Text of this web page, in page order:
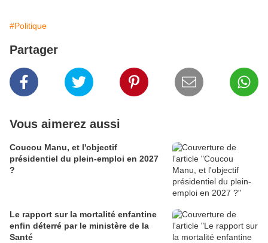
#Politique
Partager
Vous aimerez aussi
Coucou Manu, et l'objectif
présidentiel du plein-emploi en 2027
?
Le rapport sur la mortalité enfantine
enfin déterré par le ministère de la
Santé